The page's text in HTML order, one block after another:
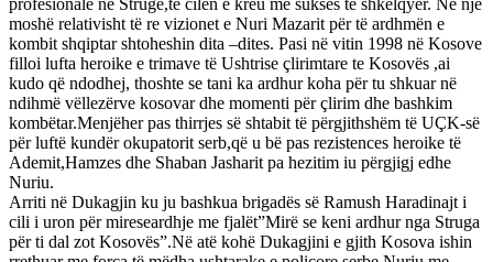
moshë relativisht të re vizionet e Nuri Mazarit për të ardhmën e
kombit shqiptar shtoheshin dita –dites. Pasi në vitin 1998 në Kosove
filloi lufta heroike e trimave të Ushtrise çlirimtare te Kosovës ,ai
kudo që ndodhej, thoshte se tani ka ardhur koha për tu shkuar në
ndihmë vëllezërve kosovar dhe momenti për çlirim dhe bashkim
kombëtar.Menjëher pas thirrjes së shtabit të përgjithshëm të UÇK-së
për luftë kundër okupatorit serb,që u bë pas rezistences heroike të
Ademit,Hamzes dhe Shaban Jasharit pa hezitim iu përgjigj edhe
Nuriu.
Arriti në Dukagjin ku ju bashkua brigadës së Ramush Haradinajt i
cili i uron për mireseardhje me fjalët”Mirë se keni ardhur nga Struga
për ti dal zot Kosovës”.Në atë kohë Dukagjini e gjith Kosova ishin